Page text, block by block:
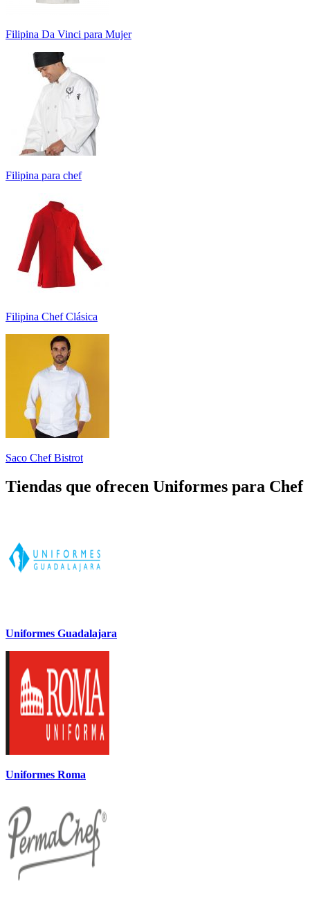
Filipina Da Vinci para Mujer
Filipina para chef
Filipina Chef Clásica
Saco Chef Bistrot
Tiendas que ofrecen Uniformes para Chef
Uniformes Guadalajara
Uniformes Roma